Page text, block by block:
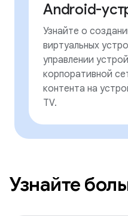
Android-
Узнайте о
виртуальных
управлении
корпоративной
контента на
TV.
Узнайте